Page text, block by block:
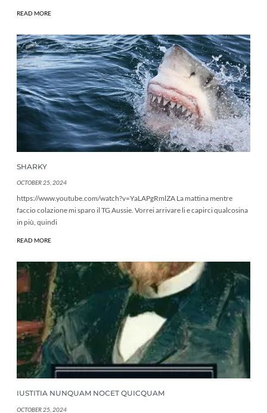
READ MORE
SHARKY
OCTOBER 25, 2024
https://www.youtube.com/watch?v=YaLAPgRmlZA La mattina mentre
faccio colazione mi sparo il TG Aussie. Vorrei arrivare li e capirci qualcosina
in più, quindi
READ MORE
IUSTITIA NUNQUAM NOCET QUICQUAM
OCTOBER 25, 2024